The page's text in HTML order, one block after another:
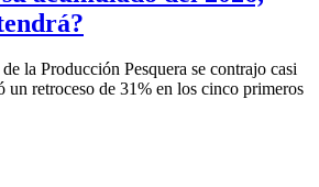
la Producción Pesquera se contrajo casi
un retroceso de 31% en los cinco primeros